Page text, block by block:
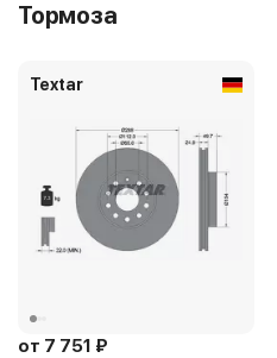
Тормоза
Textar
от 7 751 ₽